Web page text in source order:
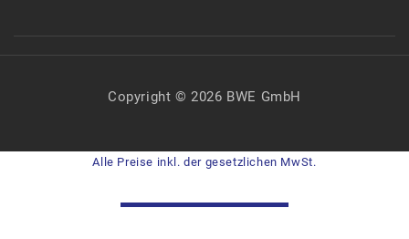
Copyright © 2026 BWE GmbH
Alle Preise inkl. der gesetzlichen MwSt.